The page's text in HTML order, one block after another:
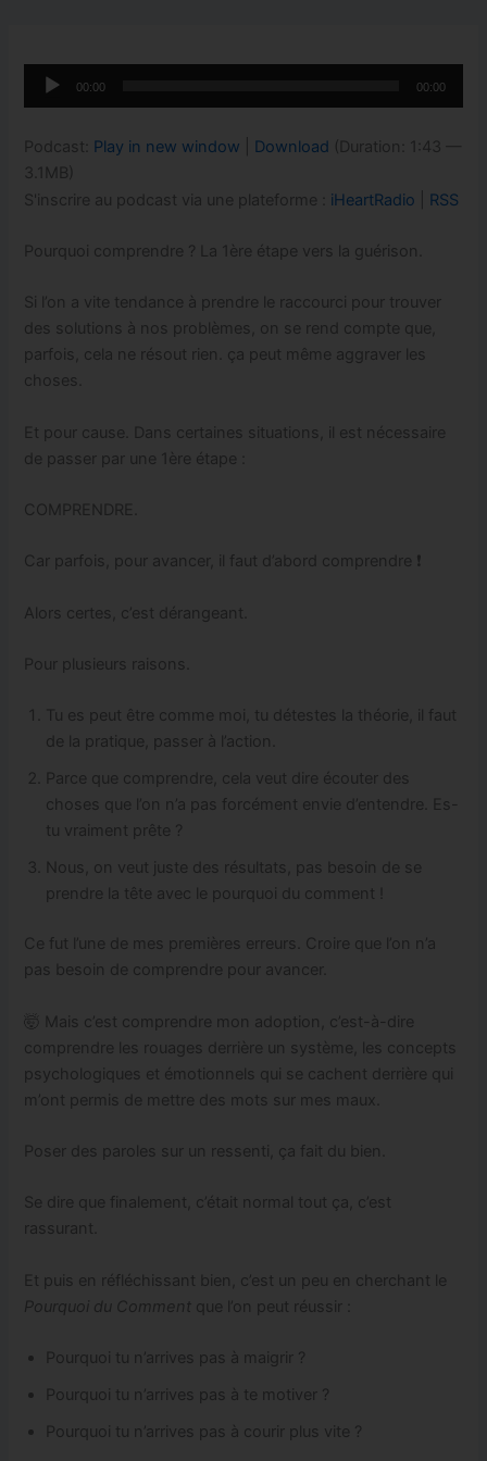
Lecteur
00:00 00:00
Podcast: Play in new window Download (Duration: 1:43 —
3.1MB)
S'inscrire au podcast via une plateforme : iHeartRadio RSS
Pourquoi comprendre ? La 1ère étape vers la guérison.
Si l’on a vite tendance à prendre le raccourci pour trouver
des solutions à nos problèmes, on se rend compte que,
parfois, cela ne résout rien. ça peut même aggraver les
choses.
Et pour cause. Dans certaines situations, il est nécessaire
de passer par une 1ère étape :
COMPRENDRE.
Car parfois, pour avancer, il faut d’abord comprendre ❗
Alors certes, c’est dérangeant.
Pour plusieurs raisons.
Tu es peut être comme moi, tu détestes la théorie, il faut
de la pratique, passer à l’action.
Parce que comprendre, cela veut dire écouter des
choses que l’on n’a pas forcément envie d’entendre. Es-
tu vraiment prête ?
Nous, on veut juste des résultats, pas besoin de se
prendre la tête avec le pourquoi du comment !
Ce fut l’une de mes premières erreurs. Croire que l’on n’a
pas besoin de comprendre pour avancer.
🤯 Mais c’est comprendre mon adoption, c’est-à-dire
comprendre les rouages derrière un système, les concepts
psychologiques et émotionnels qui se cachent derrière qui
m’ont permis de mettre des mots sur mes maux.
Poser des paroles sur un ressenti, ça fait du bien.
Se dire que finalement, c’était normal tout ça, c’est
rassurant.
Et puis en réfléchissant bien, c’est un peu en cherchant le
Pourquoi du Comment que l’on peut réussir :
Pourquoi tu n’arrives pas à maigrir ?
Pourquoi tu n’arrives pas à te motiver ?
Pourquoi tu n’arrives pas à courir plus vite ?